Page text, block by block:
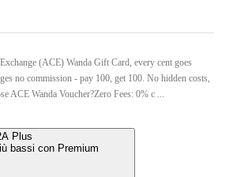
(ACE) Wanda Gift Card, every cent goes
no commission - pay 100, get 100. No hidden costs,
ACE Wanda Voucher?Zero Fees: 0% c ...
Plus
bassi con Premium